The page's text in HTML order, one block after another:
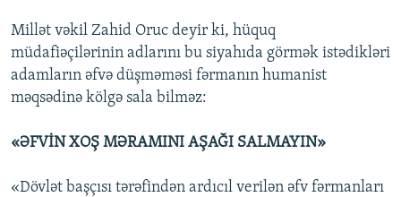
Millət vəkil Zahid Oruc deyir ki, hüquq
müdafiəçilərinin adlarını bu siyahıda görmək istədikləri
adamların əfvə düşməməsi fərmanın humanist
məqsədinə kölgə sala bilməz:
«ƏFVİN XOŞ MƏRAMINI AŞAĞI SALMAYIN»
«Dövlət başçısı tərəfindən ardıcıl verilən əfv fərmanları